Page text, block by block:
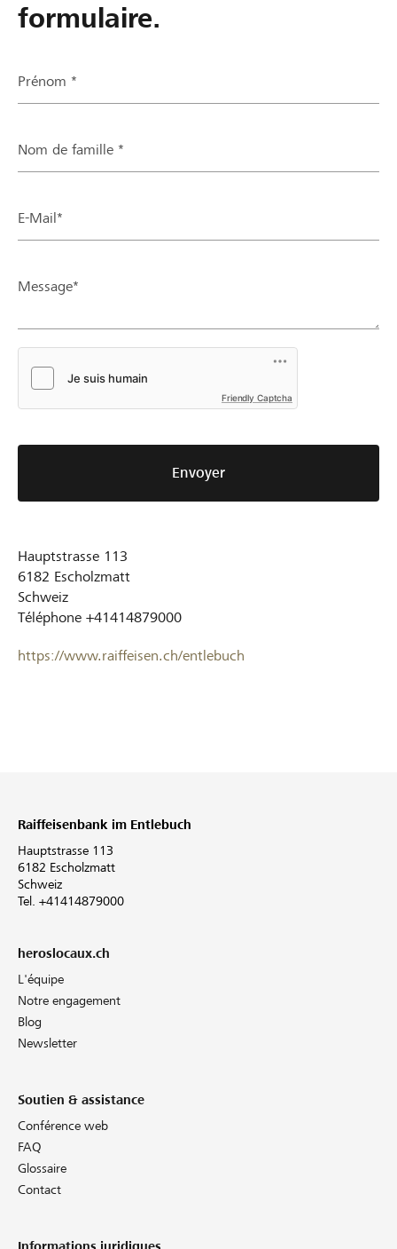
formulaire.
Prénom *
Nom de famille *
E-Mail*
Message*
Friendly Captcha
Envoyer
Hauptstrasse 113
6182 Escholzmatt
Schweiz
Téléphone +41414879000
https://www.raiffeisen.ch/entlebuch
Raiffeisenbank im Entlebuch
Hauptstrasse 113
6182 Escholzmatt
Schweiz
Tel. +41414879000
heroslocaux.ch
L'équipe
Notre engagement
Blog
Newsletter
Soutien & assistance
Conférence web
FAQ
Glossaire
Contact
Informations juridiques